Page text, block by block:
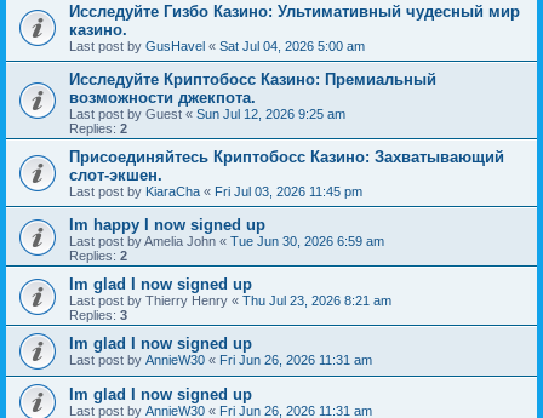
Исследуйте Гизбо Казино: Ультимативный чудесный мир
казино.
Last post by GusHavel « Sat Jul 04, 2026 5:00 am
Исследуйте Криптобосс Казино: Премиальный
возможности джекпота.
Last post by Guest « Sun Jul 12, 2026 9:25 am
Replies: 2
Присоединяйтесь Криптобосс Казино: Захватывающий
слот-экшен.
Last post by KiaraCha « Fri Jul 03, 2026 11:45 pm
Im happy I now signed up
Last post byAmelia John « Tue Jun 30, 2026 6:59 am
Replies: 2
Im glad I now signed up
Last post by Thierry Henry « Thu Jul 23, 2026 8:21 am
Replies: 3
Im glad I now signed up
Last post by AnnieW30 « Fri Jun 26, 2026 11:31 am
Im glad I now signed up
Last post by AnnieW30 « Fri Jun 26, 2026 11:31 am